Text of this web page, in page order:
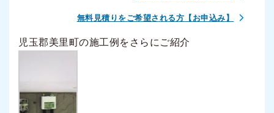
無料見積りをご希望される方【お申込み】
児玉郡美里町の施工例をさらにご紹介